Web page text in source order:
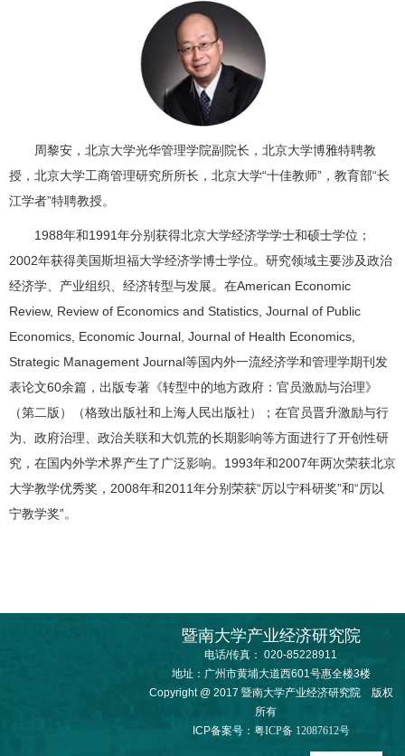
周黎安，北京大学光华管理学院副院长，北京大学博雅特聘教
授，北京大学工商管理研究所所长，北京大学“十佳教师”，教育部“长
江学者”特聘教授。
1988年和1991年分别获得北京大学经济学学士和硕士学位；
2002年获得美国斯坦福大学经济学博士学位。研究领域主要涉及政治
经济学、产业组织、经济转型与发展。在American Economic
Review, Review of Economics and Statistics, Journal of Public
Economics, Economic Journal, Journal of Health Economics,
Strategic Management Journal等国内外一流经济学和管理学期刊发
表论文60余篇，出版专著《转型中的地方政府：官员激励与治理》
（第二版）（格致出版社和上海人民出版社）；在官员晋升激励与行
为、政府治理、政治关联和大饥荒的长期影响等方面进行了开创性研
究，在国内外学术界产生了广泛影响。1993年和2007年两次荣获北京
大学教学优秀奖，2008年和2011年分别荣获“厉以宁科研奖”和“厉以
宁教学奖”。
暨南大学产业经济研究院
电话/传真： 020-85228911
地址：广州市黄埔大道西601号惠全楼3楼
Copyright @ 2017 暨南大学产业经济研究院 版权
所有
ICP备案号： 粤ICP备 12087612号